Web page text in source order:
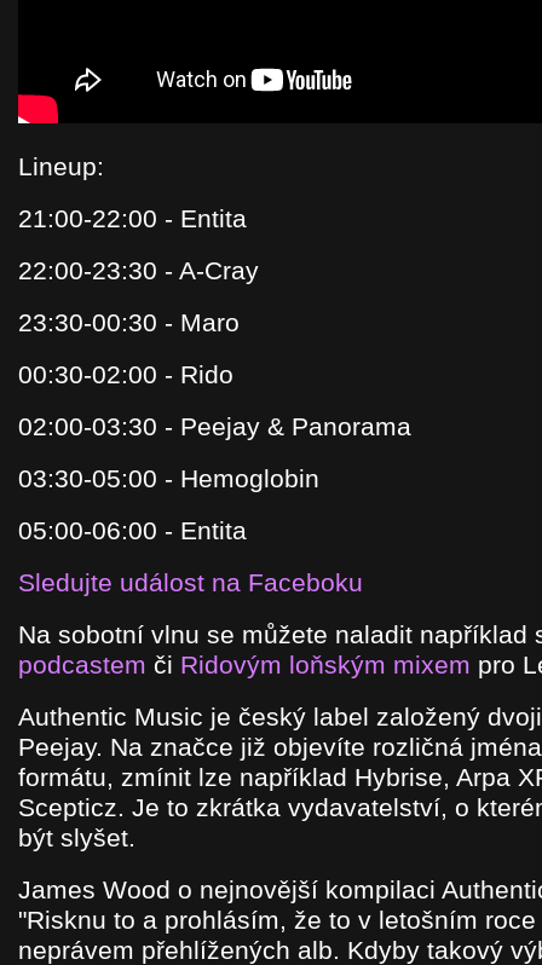
Lineup:
21:00-22:00 - Entita
22:00-23:30 - A-Cray
23:30-00:30 - Maro
00:30-02:00 - Rido
02:00-03:30 - Peejay & Panorama
03:30-05:00 - Hemoglobin
05:00-06:00 - Entita
Sledujte událost na Faceboku
Na sobotní vlnu se můžete naladit například
podcastem či Ridovým loňským mixem pro
Authentic Music je český label založený
Peejay. Na značce již objevíte rozličná
formátu, zmínit lze například Hybrise, Arpa
Scepticz. Je to zkrátka vydavatelství, o
být slyšet.
James Wood o nejnovější kompilaci
"Risknu to a prohlásím, že to v letošním
neprávem přehlížených alb. Kdyby takový